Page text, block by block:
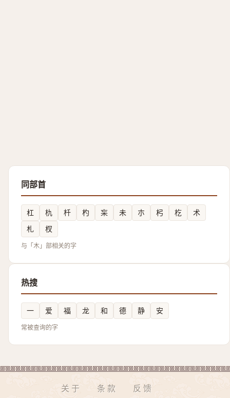
同部首
杠 朹 杄 杓 杗 未 朩 杛 杚
术
札
杈
与「木」部相关的字
热搜
一 爱 福 龙 和 德 静 安
常被查询的字
关于 条款 反馈